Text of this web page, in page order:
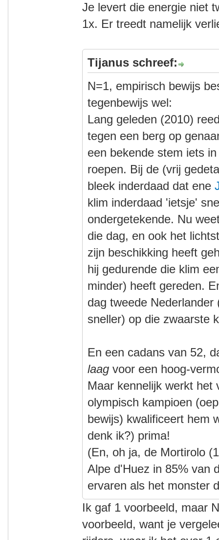
Je levert die energie niet
1x. Er treedt namelijk
Tijanus schreef:
N=1, empirisch bewijs
tegenbewijs wel:
Lang geleden (2010)
tegen een berg op
een bekende stem iets
roepen. Bij de (vrij
bleek inderdaad dat ene
klim inderdaad 'ietsje'
ondergetekende. Nu
die dag, en ook het
zijn beschikking heeft
hij gedurende die klim
minder) heeft gereden.
dag tweede
sneller) op die zwaarste
En een cadans van 52,
laag voor een hoog-
Maar kennelijk werkt het
olympisch kampioen
bewijs) kwalificeert hem
denk ik?) prima!
(En, oh ja, de Mortirolo
Alpe d'Huez in 85% van
ervaren als het monster
Ik gaf 1 voorbeeld, maar
voorbeeld, want je